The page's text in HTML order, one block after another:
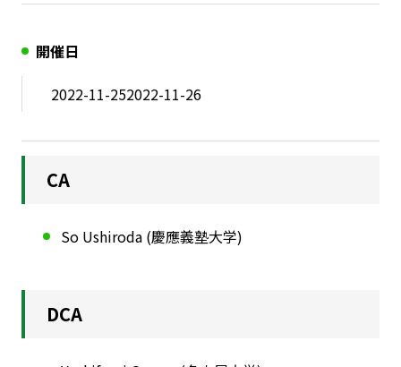
開催日
2022-11-252022-11-26
CA
So Ushiroda (慶應義塾大学)
DCA